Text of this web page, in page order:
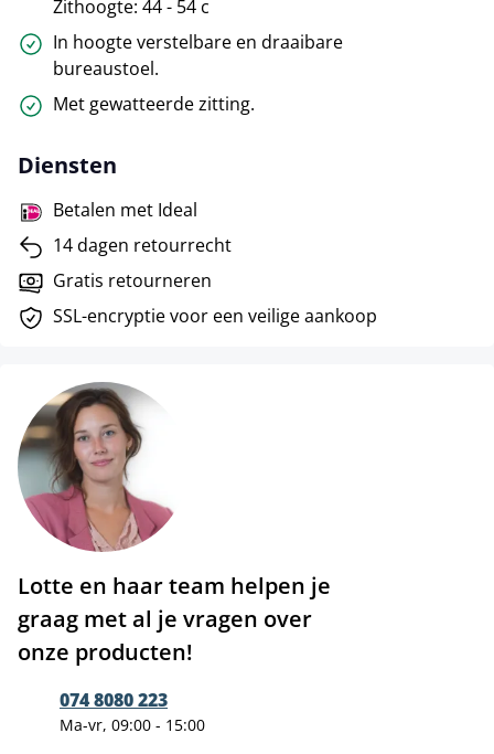
Zithoogte: 44 - 54 c
In hoogte verstelbare en draaibare
bureaustoel.
Met gewatteerde zitting.
Diensten
Betalen met Ideal
14 dagen retourrecht
Gratis retourneren
SSL-encryptie voor een veilige aankoop
Lotte en haar team helpen je
graag met al je vragen over
onze producten!
074 8080 223
Ma-vr, 09:00 - 15:00